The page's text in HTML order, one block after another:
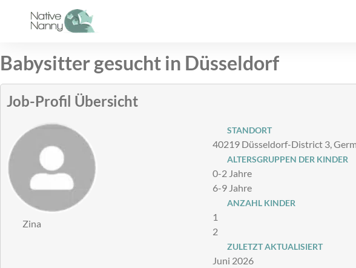
Babysitter gesucht in Düsseldorf
Job-Profil Übersicht
Zina
STANDORT
40219 Düsseldorf-District 3,
ALTERSGRUPPEN DER KINDER
0-2 Jahre
6-9 Jahre
ANZAHL KINDER
1
2
ZULETZT AKTUALISIERT
Juni 2026